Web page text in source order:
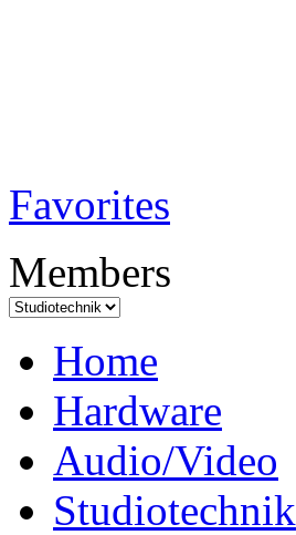
Favorites
Members
Home
Hardware
Audio/Video
Studiotechnik